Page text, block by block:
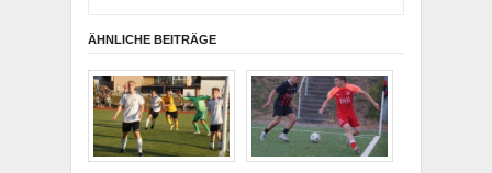
ÄHNLICHE BEITRÄGE